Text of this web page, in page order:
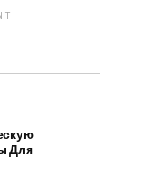
Для